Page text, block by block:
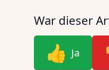
War dieser
👍 Ja